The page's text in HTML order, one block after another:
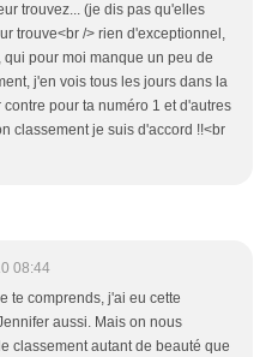
trouvez... (je dis pas qu'elles
trouve<br /> rien d'exceptionnel,
pour moi manque un peu de
j'en vois tous les jours dans la
contre pour ta numéro 1 et d'autres
classement je suis d'accord !!<br
08:44
te comprends, j'ai eu cette
aussi. Mais on nous
classement autant de beauté que